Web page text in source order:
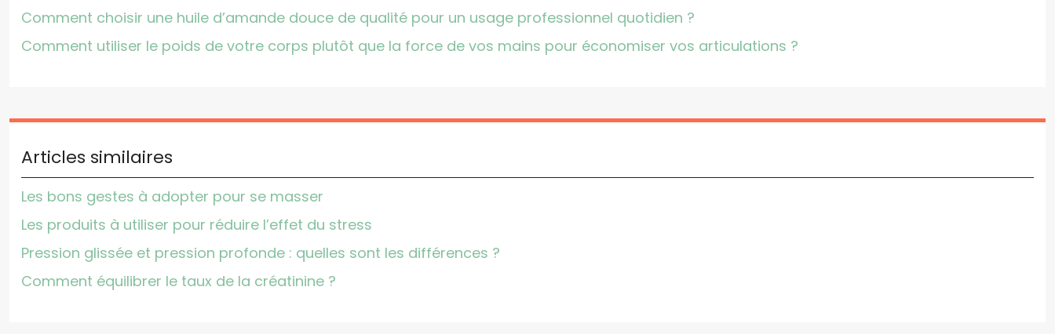
Comment choisir une huile d’amande douce de qualité pour un usage professionnel quotidien ?
Comment utiliser le poids de votre corps plutôt que la force de vos mains pour économiser vos articulations ?
Articles similaires
Les bons gestes à adopter pour se masser
Les produits à utiliser pour réduire l’effet du stress
Pression glissée et pression profonde : quelles sont les différences ?
Comment équilibrer le taux de la créatinine ?